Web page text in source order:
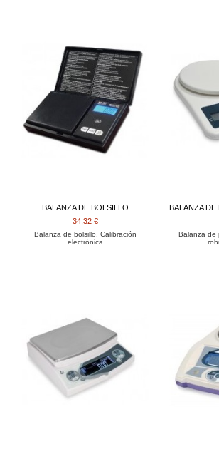
BALANZA DE BOLSILLO
34,32 €
Balanza de bolsillo. Calibración
electrónica
BALANZA DE
Balanza de